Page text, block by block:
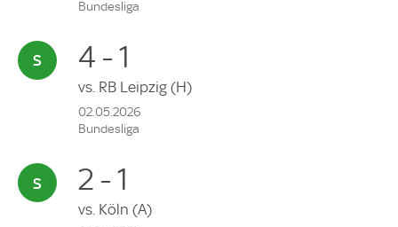
Bundesliga
4 - 1
vs. RB Leipzig (H)
02.05.2026
Bundesliga
2 - 1
vs. Köln (A)